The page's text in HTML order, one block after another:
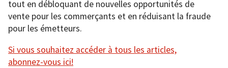
tout en débloquant de nouvelles opportunités de
vente pour les commerçants et en réduisant la fraude
pour les émetteurs.
Si vous souhaitez accéder à tous les articles,
abonnez-vous ici!